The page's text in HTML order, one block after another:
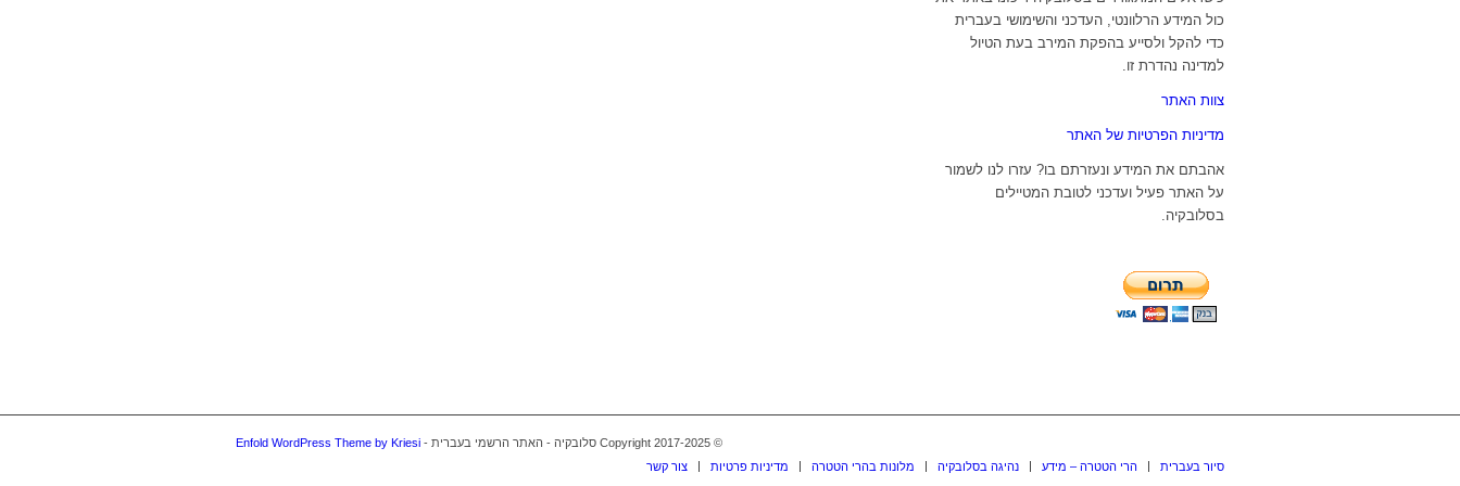
כול המידע הרלוונטי, העדכני והשימושי בעברית
כדי להקל ולסייע בהפקת המירב בעת הטיול
למדינה נהדרת זו.
צוות האתר
מדיניות הפרטיות של האתר
אהבתם את המידע ונעזרתם בו? עזרו לנו לשמור
על האתר פעיל ועדכני לטובת המטיילים
בסלובקיה.
© Copyright 2017-2025 סלובקיה - האתר הרשמי בעברית -
Enfold WordPress Theme by Kriesi
צור קשר
מדיניות פרטיות מלונות בהרי הטטרה נהיגה בסלובקיה הרי הטטרה – מידע סיור בעברית